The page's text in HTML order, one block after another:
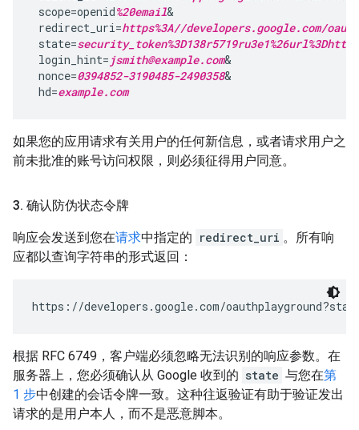
scope=openid%20email&
redirect_uri=https%3A//developers.google.com/
state=
login_hint= jsmith@example.com&
nonce=0394852-3190485-2490358&
hd=example.com
如果您的应用请求有关用户的任何新信息，或者请求用户之
前未批准的账号访问权限，则必须征得用户同意。
3. 确认防伪状态令牌
响应会发送到您在请求中指定的 redirect_uri 。所有响
应都以查询字符串的形式返回：
https://developers.google.com/
根据 RFC 6749，客户端必须忽略无法识别的响应参数。在
服务器上，您必须确认从 Google 收到的 state 与您在第
1 步中创建的会话令牌一致。这种往返验证有助于验证发出
请求的是用户本人，而不是恶意脚本。